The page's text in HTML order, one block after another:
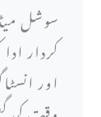
سوشل
کردار
اور